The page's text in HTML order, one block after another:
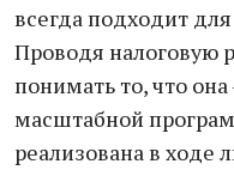
всегда подходит
Проводя налоговую
понимать то, что она
масштабной
реализована в ходе